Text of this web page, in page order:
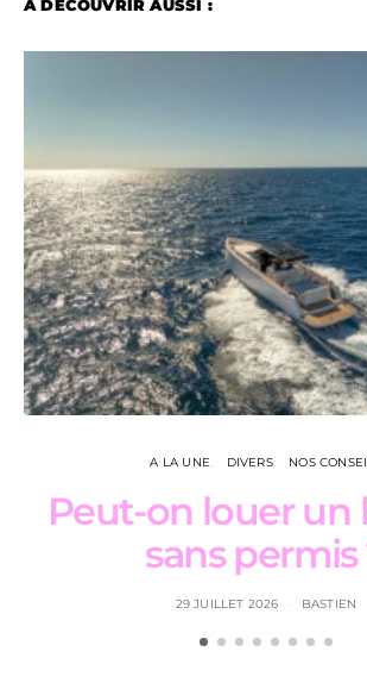
A DÉCOUVRIR AUSSI :
A LA UNE DIVERS NOS
Peut-on louer un
sans permis
29 JUILLET 2026 BASTIEN